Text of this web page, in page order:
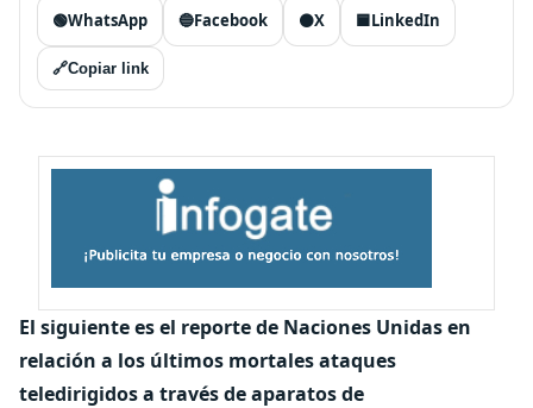
🟢WhatsApp 🔵Facebook ⚫X 🟦LinkedIn
🔗Copiar link
El siguiente es el reporte de Naciones Unidas en
relación a los últimos mortales ataques
teledirigidos a través de aparatos de